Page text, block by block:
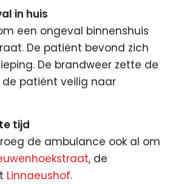
in huis
een ongeval binnenshuis
De patiënt bevond zich
De brandweer zette de
patiënt veilig naar
tijd
de ambulance ook al om
, de
Linnaeushof.